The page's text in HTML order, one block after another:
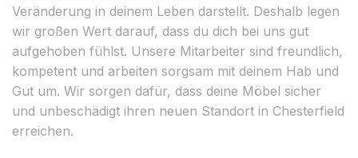
Veränderung in deinem Leben darstellt. Deshalb legen
wir großen Wert darauf, dass du dich bei uns gut
aufgehoben fühlst. Unsere Mitarbeiter sind freundlich,
kompetent und arbeiten sorgsam mit deinem Hab und
Gut um. Wir sorgen dafür, dass deine Möbel sicher
und unbeschädigt ihren neuen Standort in Chesterfield
erreichen.